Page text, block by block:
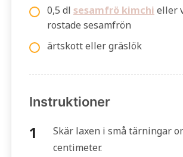
0,5 dl sesamfrö kimchi eller
rostade sesamfrön
ärtskott eller gräslök
Instruktioner
Skär laxen i små tärningar
centimeter.